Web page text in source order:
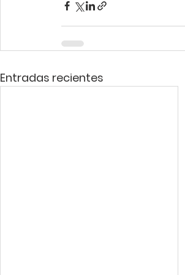
Entradas recientes